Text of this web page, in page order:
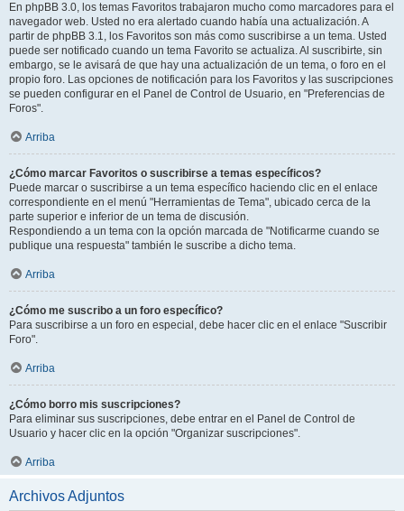
En phpBB 3.0, los temas Favoritos trabajaron mucho como marcadores para el
navegador web. Usted no era alertado cuando había una actualización. A
partir de phpBB 3.1, los Favoritos son más como suscribirse a un tema. Usted
puede ser notificado cuando un tema Favorito se actualiza. Al suscribirte, sin
embargo, se le avisará de que hay una actualización de un tema, o foro en el
propio foro. Las opciones de notificación para los Favoritos y las suscripciones
se pueden configurar en el Panel de Control de Usuario, en "Preferencias de
Foros".
Arriba
¿Cómo marcar Favoritos o suscribirse a temas específicos?
Puede marcar o suscribirse a un tema específico haciendo clic en el enlace
correspondiente en el menú "Herramientas de Tema", ubicado cerca de la
parte superior e inferior de un tema de discusión.
Respondiendo a un tema con la opción marcada de "Notificarme cuando se
publique una respuesta" también le suscribe a dicho tema.
Arriba
¿Cómo me suscribo a un foro específico?
Para suscribirse a un foro en especial, debe hacer clic en el enlace "Suscribir
Foro".
Arriba
¿Cómo borro mis suscripciones?
Para eliminar sus suscripciones, debe entrar en el Panel de Control de
Usuario y hacer clic en la opción "Organizar suscripciones".
Arriba
Archivos Adjuntos